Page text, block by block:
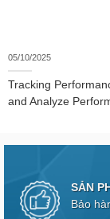
05/10/2025
Tracking
and Analyze
SẢN
Bảo